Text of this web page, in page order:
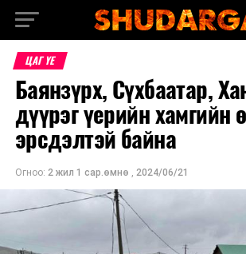
ЦАГ ҮЕ
Баянзүрх, Сүхбаатар,
дүүрэг үерийн хамгийн
эрсдэлтэй байна
Огноо: 2 жил 1 сар.өмнө , 2024/06/21